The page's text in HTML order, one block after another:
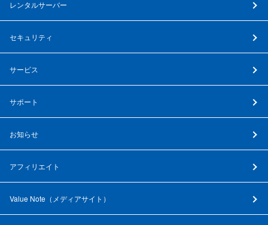
レンタルサーバー
セキュリティ
サービス
サポート
お知らせ
アフィリエイト
Value Note（ メディアサイト ）